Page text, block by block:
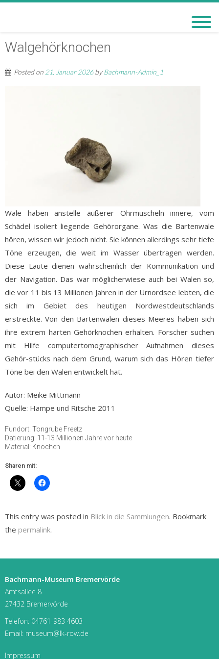
BREMERVÖRDE
Walgehörknochen
Posted on 21. Januar 2026byBachmann-Admin_1
Wale haben anstelle äußerer Ohrmuscheln innere, vom
Schädel isoliert liegende Gehörorgane. Was die Bartenwale
hören, wissen wir jedoch nicht. Sie können allerdings sehr tiefe
Töne erzeugen, die weit im Wasser übertragen werden.
Diese Laute dienen wahrscheinlich der Kommunikation und
der Navigation. Das war möglicherwiese auch bei Walen so,
die vor 11 bis 13 Millionen Jahren in der Urnordsee lebten, die
sich im Gebiet des heutigen Nordwestdeutschlands
erstreckte. Von den Bartenwalen dieses Meeres haben sich
ihre extrem harten Gehörknochen erhalten. Forscher suchen
mit Hilfe computertomographischer Aufnahmen dieses
Gehör-stücks nach dem Grund, warum sich das Hören tiefer
Töne bei den Walen entwickelt hat.
Autor: Meike Mittmann
Quelle: Hampe und Ritsche 2011
Fundort: Tongrube Freetz
Datierung: 11-13 Millionen Jahre vor heute
Material: Knochen
Sharen mit:
This entry was posted in Blick in die Sammlungen. Bookmark
the permalink.
Bachmann-Museum Bremervörde
Amtsallee 8
27432 Bremervörde
Telefon: 04761-983 4603
Email: museum@lk-row.de
Impressum